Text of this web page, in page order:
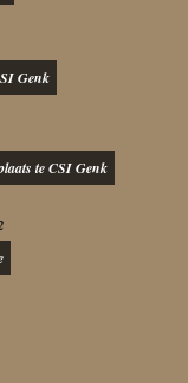
Genk
te CSI Genk